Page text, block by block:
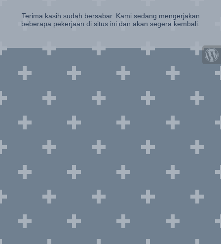
Terima kasih sudah bersabar. Kami sedang mengerjakan
beberapa pekerjaan di situs ini dan akan segera kembali.